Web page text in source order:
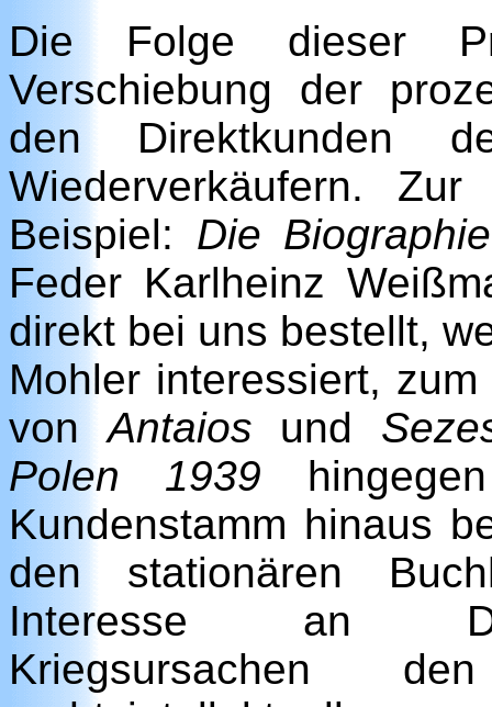
Die Folge dieser
Verschiebung der
den Direktkunden
Wiederverkäufern.
Beispiel: Die
Feder Karlheinz
direkt bei uns bestellt,
Mohler interessiert,
vonAntaios und
Polen 1939
Kundenstamm hinaus
den stationären
Interesse an
Kriegsursachen